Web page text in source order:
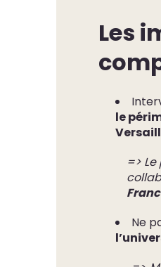
Les
le
=>
Ne